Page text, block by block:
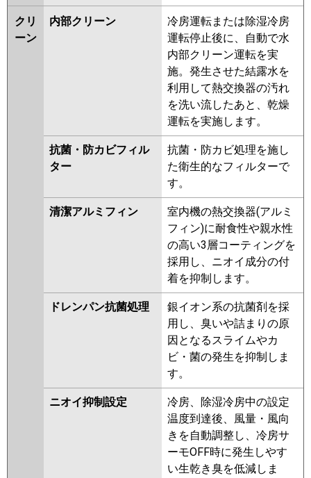
クリ
ーン
内部クリーン
冷房運転または除湿冷房
運転停止後に、自動で水
内部クリーン運転を実
施。発生させた結露水を
利用して熱交換器の汚れ
を洗い流したあと、乾燥
運転を実施します。
抗菌・防カビフィル
ター
抗菌・防カビ処理を施し
た衛生的なフィルターで
す。
清潔アルミフィン
室内機の熱交換器(アルミ
フィン)に耐食性や親水性
の高い3層コーティングを
採用し、ニオイ成分の付
着を抑制します。
ドレンパン抗菌処理
銀イオン系の抗菌剤を採
用し、臭いや詰まりの原
因となるスライムやカ
ビ・菌の発生を抑制しま
す。
ニオイ抑制設定
冷房、除湿冷房中の設定
温度到達後、風量・風向
きを自動調整し、冷房サ
ーモOFF時に発生しやす
い生乾き臭を低減しま